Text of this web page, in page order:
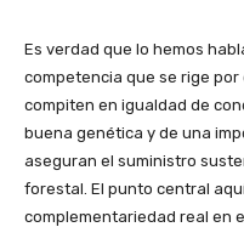
Es verdad que lo hemos
competencia que se rige
compiten en igualdad de
buena genética y de una
aseguran el suministro
forestal. El punto central
complementariedad real en